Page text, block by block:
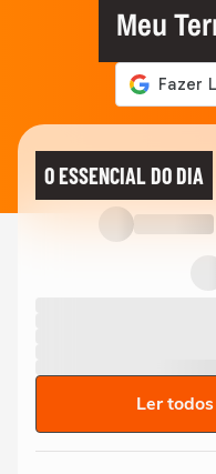
Meu
O ESSENCIAL DO DIA
Ler